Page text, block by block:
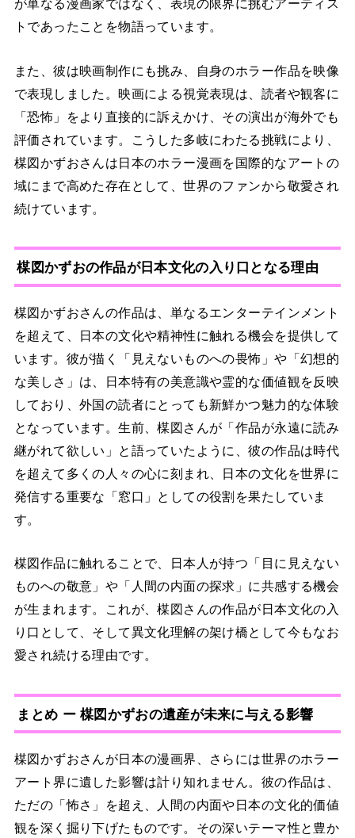
トであったことを物語っています。
また、彼は映画制作にも挑み、自身のホラー作品を映像
で表現しました。映画による視覚表現は、読者や観客に
「恐怖」をより直接的に訴えかけ、その演出が海外でも
評価されています。こうした多岐にわたる挑戦により、
楳図かずおさんは日本のホラー漫画を国際的なアートの
域にまで高めた存在として、世界のファンから敬愛され
続けています。
楳図かずおの作品が日本文化の入り口となる理由
楳図かずおさんの作品は、単なるエンターテインメント
を超えて、日本の文化や精神性に触れる機会を提供して
います。彼が描く「見えないものへの畏怖」や「幻想的
な美しさ」は、日本特有の美意識や霊的な価値観を反映
しており、外国の読者にとっても新鮮かつ魅力的な体験
となっています。生前、楳図さんが「作品が永遠に読み
継がれて欲しい」と語っていたように、彼の作品は時代
を超えて多くの人々の心に刻まれ、日本の文化を世界に
発信する重要な「窓口」としての役割を果たしていま
す。
楳図作品に触れることで、日本人が持つ「目に見えない
ものへの敬意」や「人間の内面の探求」に共感する機会
が生まれます。これが、楳図さんの作品が日本文化の入
り口として、そして異文化理解の架け橋として今もなお
愛され続ける理由です。
まとめ ー 楳図かずおの遺産が未来に与える影響
楳図かずおさんが日本の漫画界、さらには世界のホラー
アート界に遺した影響は計り知れません。彼の作品は、
ただの「怖さ」を超え、人間の内面や日本の文化的価値
観を深く掘り下げたものです。その深いテーマ性と豊か